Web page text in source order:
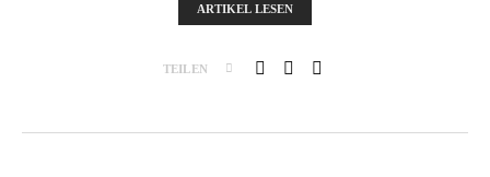
ARTIKEL LESEN
TEILEN